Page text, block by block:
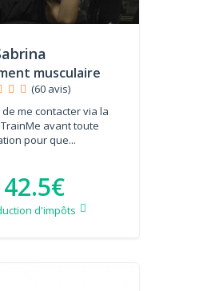
musculaire
(60 avis)
de me contacter via la
avant toute
pour que...
42.5€
d'impôts